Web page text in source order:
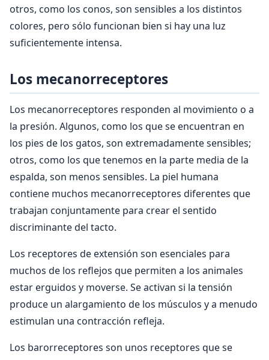
otros, como los conos, son sensibles a los distintos
colores, pero sólo funcionan bien si hay una luz
suficientemente intensa.
Los mecanorreceptores
Los mecanorreceptores responden al movimiento o a
la presión. Algunos, como los que se encuentran en
los pies de los gatos, son extremadamente sensibles;
otros, como los que tenemos en la parte media de la
espalda, son menos sensibles. La piel humana
contiene muchos mecanorreceptores diferentes que
trabajan conjuntamente para crear el sentido
discriminante del tacto.
Los receptores de extensión son esenciales para
muchos de los reflejos que permiten a los animales
estar erguidos y moverse. Se activan si la tensión
produce un alargamiento de los músculos y a menudo
estimulan una contracción refleja.
Los barorreceptores son unos receptores que se